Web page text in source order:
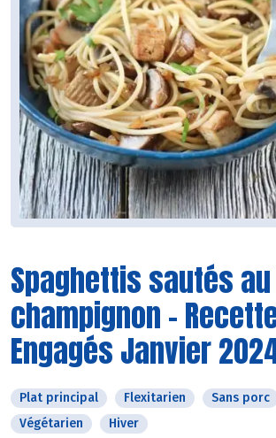
Spaghettis sautés
champignon -
Engagés Janvier
Plat principal Flexitarien Sans porc
Végétarien
Hiver